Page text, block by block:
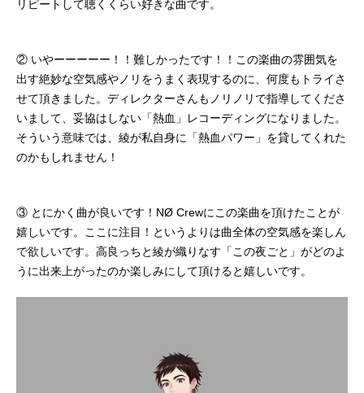
リピートして聴くくらい好きな曲です。
② いやーーーーー！！難しかったです！！この楽曲の雰囲気を
出す絶妙な空気感やノリをうまく表現するのに、何度もトライさ
せて頂きました。ディレクターさんもノリノリで指導してくださ
いまして、妥協はしない「熱血」レコーディングになりました。
そういう意味では、綾が私自身に「熱血パワー」を貸してくれた
のかもしれません！
③ とにかく曲が良いです！NØ Crewにこの楽曲を頂けたことが
嬉しいです。ここに注目！というよりは曲全体の空気感を楽しん
で欲しいです。高良っちと綾が織りなす「この夜ごと」がどのよ
うに出来上がったのか楽しみにして頂けると嬉しいです。